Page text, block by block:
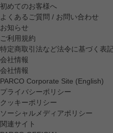
初めてのお客様へ
よくあるご質問 / お問い合わせ
お知らせ
ご利用規約
特定商取引法など法令に基づく表
会社情報
会社情報
PARCO Corporate Site (English)
プライバシーポリシー
クッキーポリシー
ソーシャルメディアポリシー
関連サイト